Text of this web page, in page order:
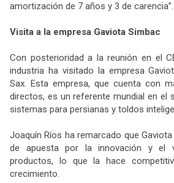
amortización de 7 años y 3 de carencia”.
Visita a la empresa Gaviota Simbac
Con posterioridad a la reunión en el
industria ha visitado la empresa
Sax. Esta empresa, que cuenta con
directos, es un referente mundial en el
sistemas para persianas y toldos
Joaquín Ríos ha remarcado que
de apuesta por la innovación y el
productos, lo que la hace
crecimiento.